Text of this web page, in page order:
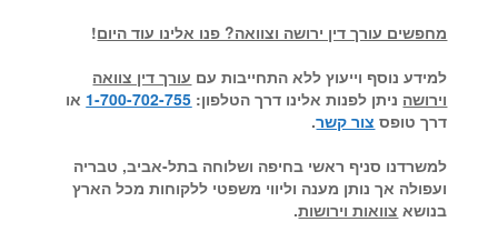
מחפשים עורך דין ירושה וצוואה? פנו אלינו עוד היום!
למידע נוסף וייעוץ ללא התחייבות עם עורך דין צוואה
וירושה ניתן לפנות אלינו דרך הטלפון: 1-700-702-755 או
דרך טופס צור קשר.
למשרדנו סניף ראשי בחיפה ושלוחה בתל-אביב, טבריה
ועפולה אך נותן מענה וליווי משפטי ללקוחות מכל הארץ
בנושא צוואות וירושות.